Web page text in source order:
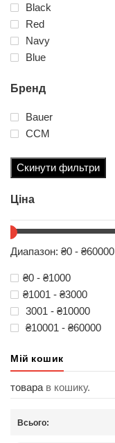
Black
Red
Navy
Blue
Бренд
Bauer
ССМ
Скинути фильтри
Ціна
Диапазон: ₴0 - ₴60000
₴0 - ₴1000
₴1001 - ₴3000
3001 - ₴10000
₴10001 - ₴60000
Мій кошик
товара в кошику.
Всього: